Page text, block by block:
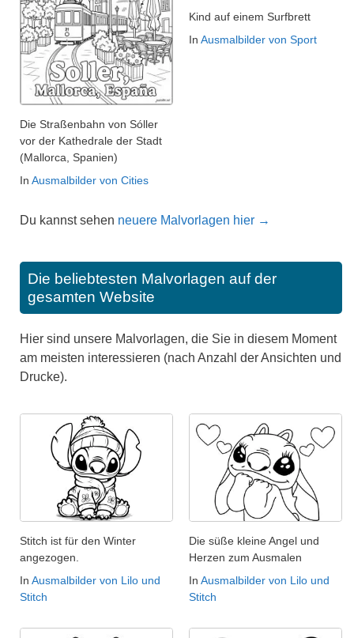
Die Straßenbahn von Sóller
vor der Kathedrale der Stadt
(Mallorca, Spanien)
In Ausmalbilder von Cities
Kind auf einem Surfbrett
In Ausmalbilder von Sport
Du kannst sehen neuere Malvorlagen hier →
Die beliebtesten Malvorlagen auf der
gesamten Website
Hier sind unsere Malvorlagen, die Sie in diesem Moment
am meisten interessieren (nach Anzahl der Ansichten und
Drucke).
Stitch ist für den Winter
angezogen.
In Ausmalbilder von Lilo und
Stitch
Die süße kleine Angel und
Herzen zum Ausmalen
In Ausmalbilder von Lilo und
Stitch